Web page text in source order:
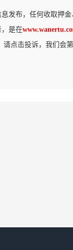
发布，任何收取押
，是在
请点击投诉，我们会